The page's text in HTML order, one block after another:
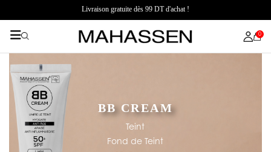
Livraison gratuite dès 99 DT d'achat !
0
BB CREAM
Teint
Fond de Teint